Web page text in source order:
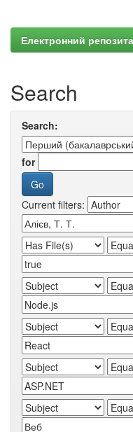
Електронний
Search
Search:
for
Current filters: